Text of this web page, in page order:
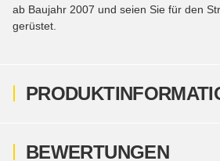
ab Baujahr 2007 und seien Sie für den
gerüstet.
BEWERTUNGEN